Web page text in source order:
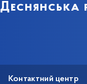
Деснянська
Контактний центр